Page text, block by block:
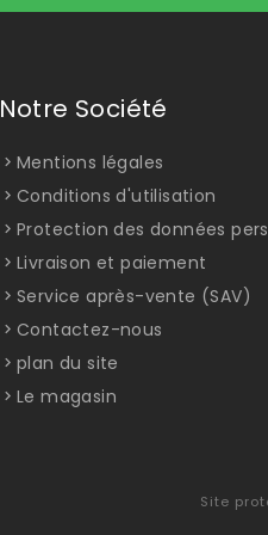
Notre Société
Mentions légales
Conditions d'utilisation
Protection des données
Livraison et paiement
Service après-vente (SAV)
Contactez-nous
plan du site
Le magasin
Site